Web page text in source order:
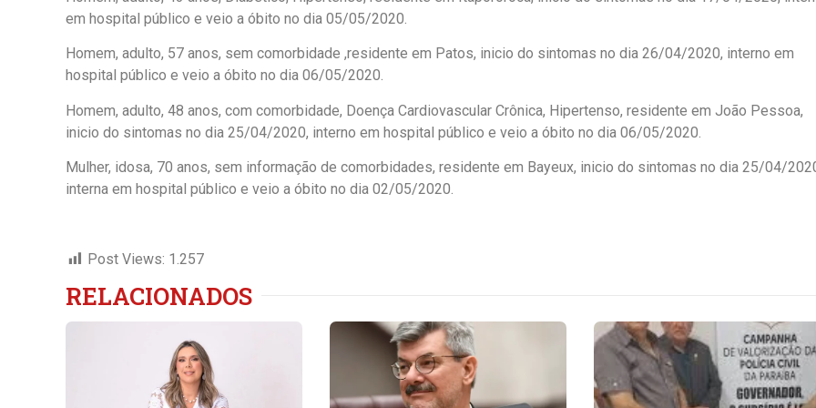
em hospital público e veio a óbito no dia 05/05/2020.
Homem, adulto, 57 anos, sem comorbidade ,residente em Patos, inicio do sintomas no dia 26/04/2020, interno em
hospital público e veio a óbito no dia 06/05/2020.
Homem, adulto, 48 anos, com comorbidade, Doença Cardiovascular Crônica, Hipertenso, residente em João Pessoa,
inicio do sintomas no dia 25/04/2020, interno em hospital público e veio a óbito no dia 06/05/2020.
Mulher, idosa, 70 anos, sem informação de comorbidades, residente em Bayeux, inicio do sintomas no dia 25/04/
interna em hospital público e veio a óbito no dia 02/05/2020.
Post Views: 1.257
RELACIONADOS